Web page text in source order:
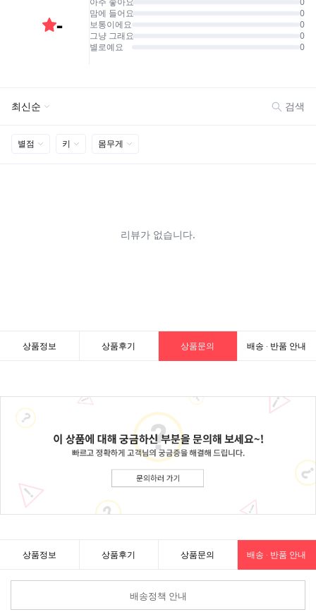
상품정보 상품후기 상품문의 배송 · 반품 안내
상품정보 상품후기 상품문의 배송 · 반품 안내
배송정책 안내